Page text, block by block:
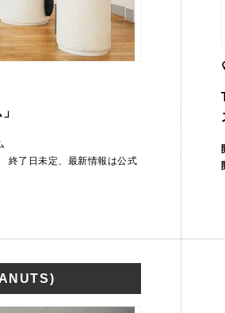
了日未定、最新情報は公式